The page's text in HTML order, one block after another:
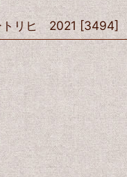
リヒ 2021 [3494]